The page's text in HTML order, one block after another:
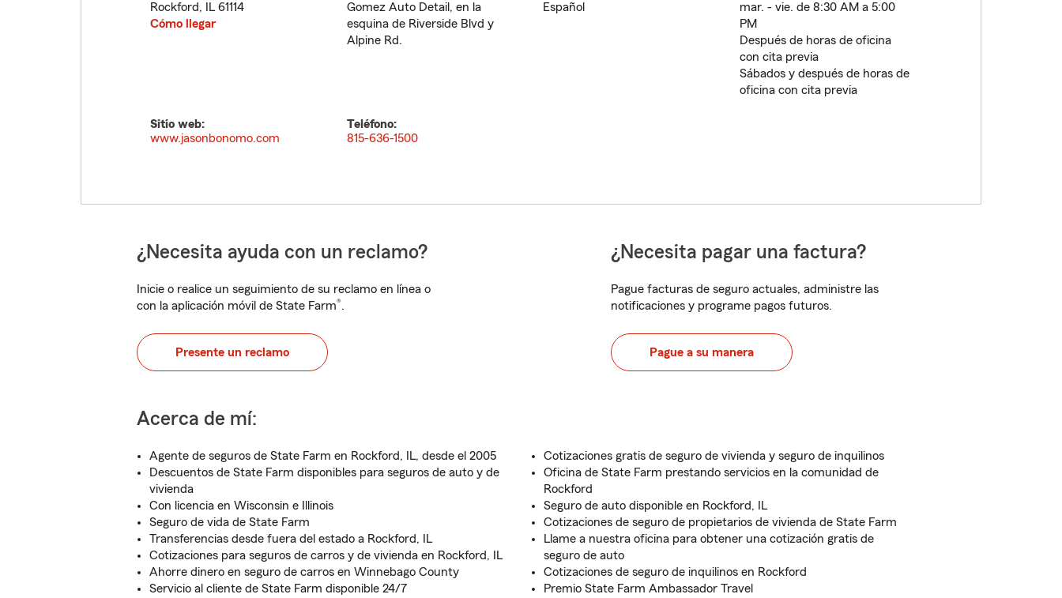
Rockford, IL 61114
Cómo llegar
Gomez Auto Detail, en la
esquina de Riverside Blvd y
Alpine Rd.
Español
mar. - vie. de 8:30 AM a 5:00
PM
Después de horas de oficina
con cita previa
Sábados y después de horas de
oficina con cita previa
Sitio web:
www.jasonbonomo.com
Teléfono:
815-636-1500
¿Necesita ayuda con un reclamo?
Inicie o realice un seguimiento de su reclamo en línea o
con la aplicación móvil de State Farm®.
Presente un reclamo
¿Necesita pagar una factura?
Pague facturas de seguro actuales, administre las
notificaciones y programe pagos futuros.
Pague a su manera
Acerca de mí:
Agente de seguros de State Farm en Rockford, IL, desde el 2005
Descuentos de State Farm disponibles para seguros de auto y de
vivienda
Con licencia en Wisconsin e Illinois
Seguro de vida de State Farm
Transferencias desde fuera del estado a Rockford, IL
Cotizaciones para seguros de carros y de vivienda en Rockford, IL
Ahorre dinero en seguro de carros en Winnebago County
Servicio al cliente de State Farm disponible 24/7
Cotizaciones gratis de seguro de vivienda y seguro de inquilinos
Oficina de State Farm prestando servicios en la comunidad de
Rockford
Seguro de auto disponible en Rockford, IL
Cotizaciones de seguro de propietarios de vivienda de State Farm
Llame a nuestra oficina para obtener una cotización gratis de
seguro de auto
Cotizaciones de seguro de inquilinos en Rockford
Premio State Farm Ambassador Travel